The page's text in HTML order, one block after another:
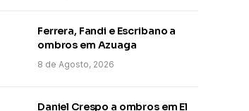
Ferrera, Fandi e Escribano a
ombros em Azuaga
8 de Agosto, 2026
Daniel Crespo a ombros em El